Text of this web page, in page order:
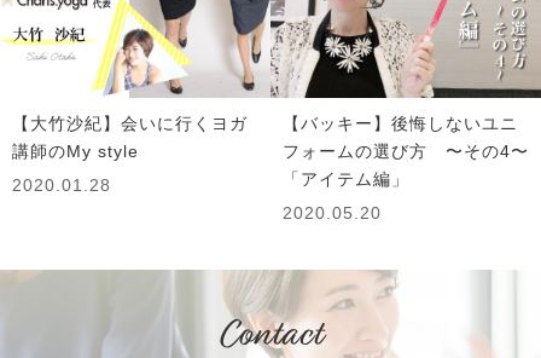
【大竹沙紀】会いに行くヨガ
講師のMy style
2020.01.28
【バッキー】後悔しないユニ
フォームの選び方 〜その4〜
「アイテム編」
2020.05.20
Contact